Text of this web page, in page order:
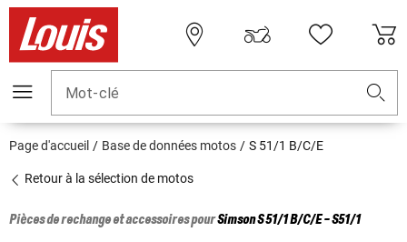
Mot-clé
Page d'accueil Base de données motos S 51/1 B/C/E
Retour à la sélection de motos
Pièces de rechange et accessoires pourSimsonS 51/1 B/C/E - S51/1